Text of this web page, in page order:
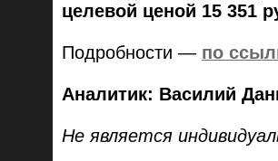
целевой ценой 15 351
Подробности — по
Аналитик: Василий
Не является